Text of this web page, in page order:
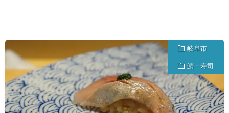
岐阜市
鯖・寿司